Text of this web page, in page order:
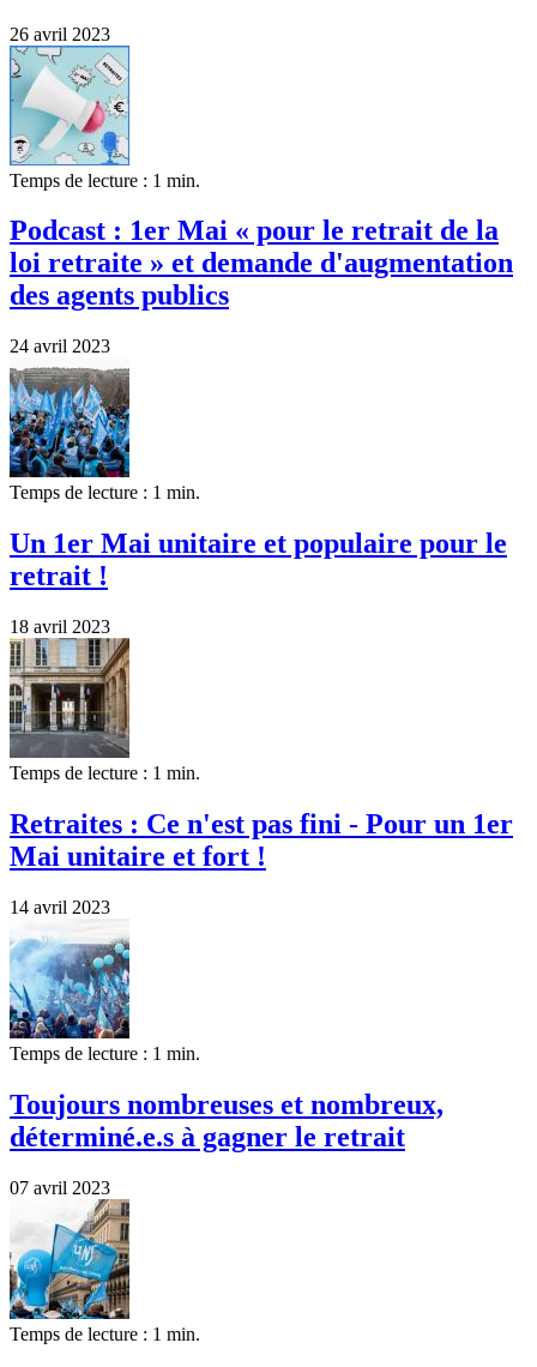
26 avril 2023
Temps de lecture : 1 min.
Podcast : 1er Mai « pour le retrait de la
loi retraite » et demande d'augmentation
des agents publics
24 avril 2023
Temps de lecture : 1 min.
Un 1er Mai unitaire et populaire pour le
retrait !
18 avril 2023
Temps de lecture : 1 min.
Retraites : Ce n'est pas fini - Pour un 1er
Mai unitaire et fort !
14 avril 2023
Temps de lecture : 1 min.
Toujours nombreuses et nombreux,
déterminé.e.s à gagner le retrait
07 avril 2023
Temps de lecture : 1 min.